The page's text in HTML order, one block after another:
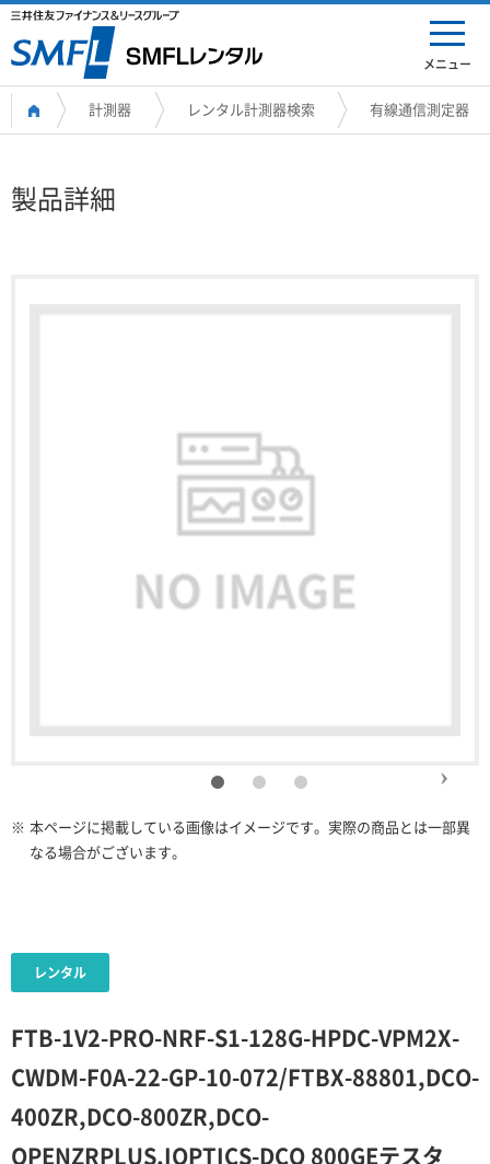
メニュー
計測器 レンタル計測器検索 有線通信測定器
製品詳細
※ 本ページに掲載している画像はイメージです。実際の商品とは一部異
なる場合がございます。
FTB-1V2-PRO-NRF-S1-128G-HPDC-VPM2X-
CWDM-F0A-22-GP-10-072/FTBX-88801,DCO-
400ZR,DCO-800ZR,DCO-
OPENZRPLUS,IOPTICS-DCO 800GEテスタ